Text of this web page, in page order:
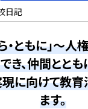
日記
・ともに」～人
き、仲間とと
に向けて教育
ます。